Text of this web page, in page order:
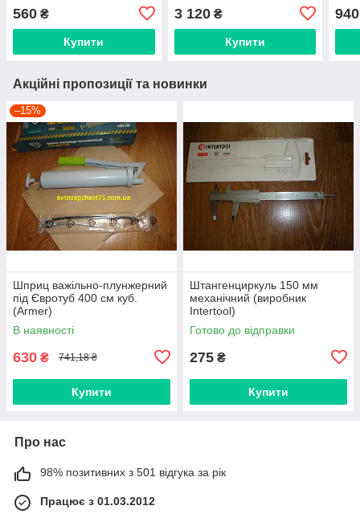
560 ₴
Купити
3 120₴
Купити
940
Акційні пропозиції та новинки
–15%
Шприц важільно-плунжерний
під Євротуб 400 см куб.
(Armer)
В наявності
630 ₴ 741,18 ₴
Купити
Штангенциркуль 150 мм
механічний (виробник
Intertool)
Готово до відправки
275 ₴
Купити
Про нас
98% позитивних з 501 відгука за рік
Працює з 01.03.2012